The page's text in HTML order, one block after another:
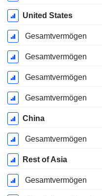
United States
Gesamtvermögen
Gesamtvermögen
Gesamtvermögen
Gesamtvermögen
China
Gesamtvermögen
Rest of Asia
Gesamtvermögen